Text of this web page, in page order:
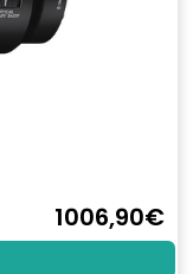
1006,90€